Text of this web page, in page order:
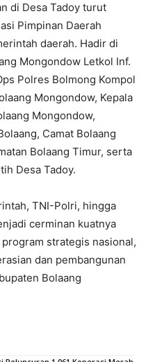
di Desa Tadoy turut
Pimpinan Daerah
daerah. Hadir di
Mongondow Letkol Inf.
Polres Bolmong Kompol
Mongondow, Kepala
Mongondow,
Camat Bolaang
Bolaang Timur, serta
Desa Tadoy.
TNI-Polri, hingga
cerminan kuatnya
strategis nasional,
dan pembangunan
Bolaang